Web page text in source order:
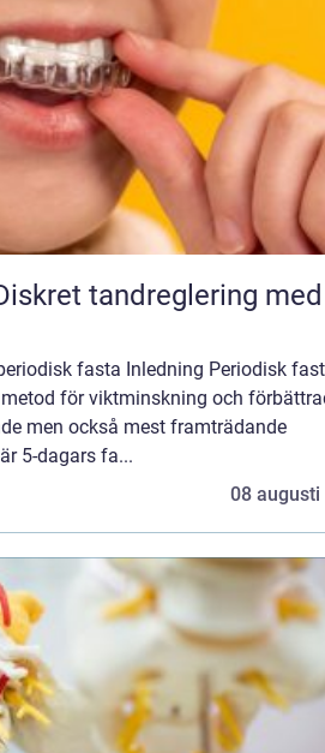
tandreglering med
fasta Inledning Periodisk
för viktminskning och
men också mest framträdande
5-dagars fa...
08 augusti